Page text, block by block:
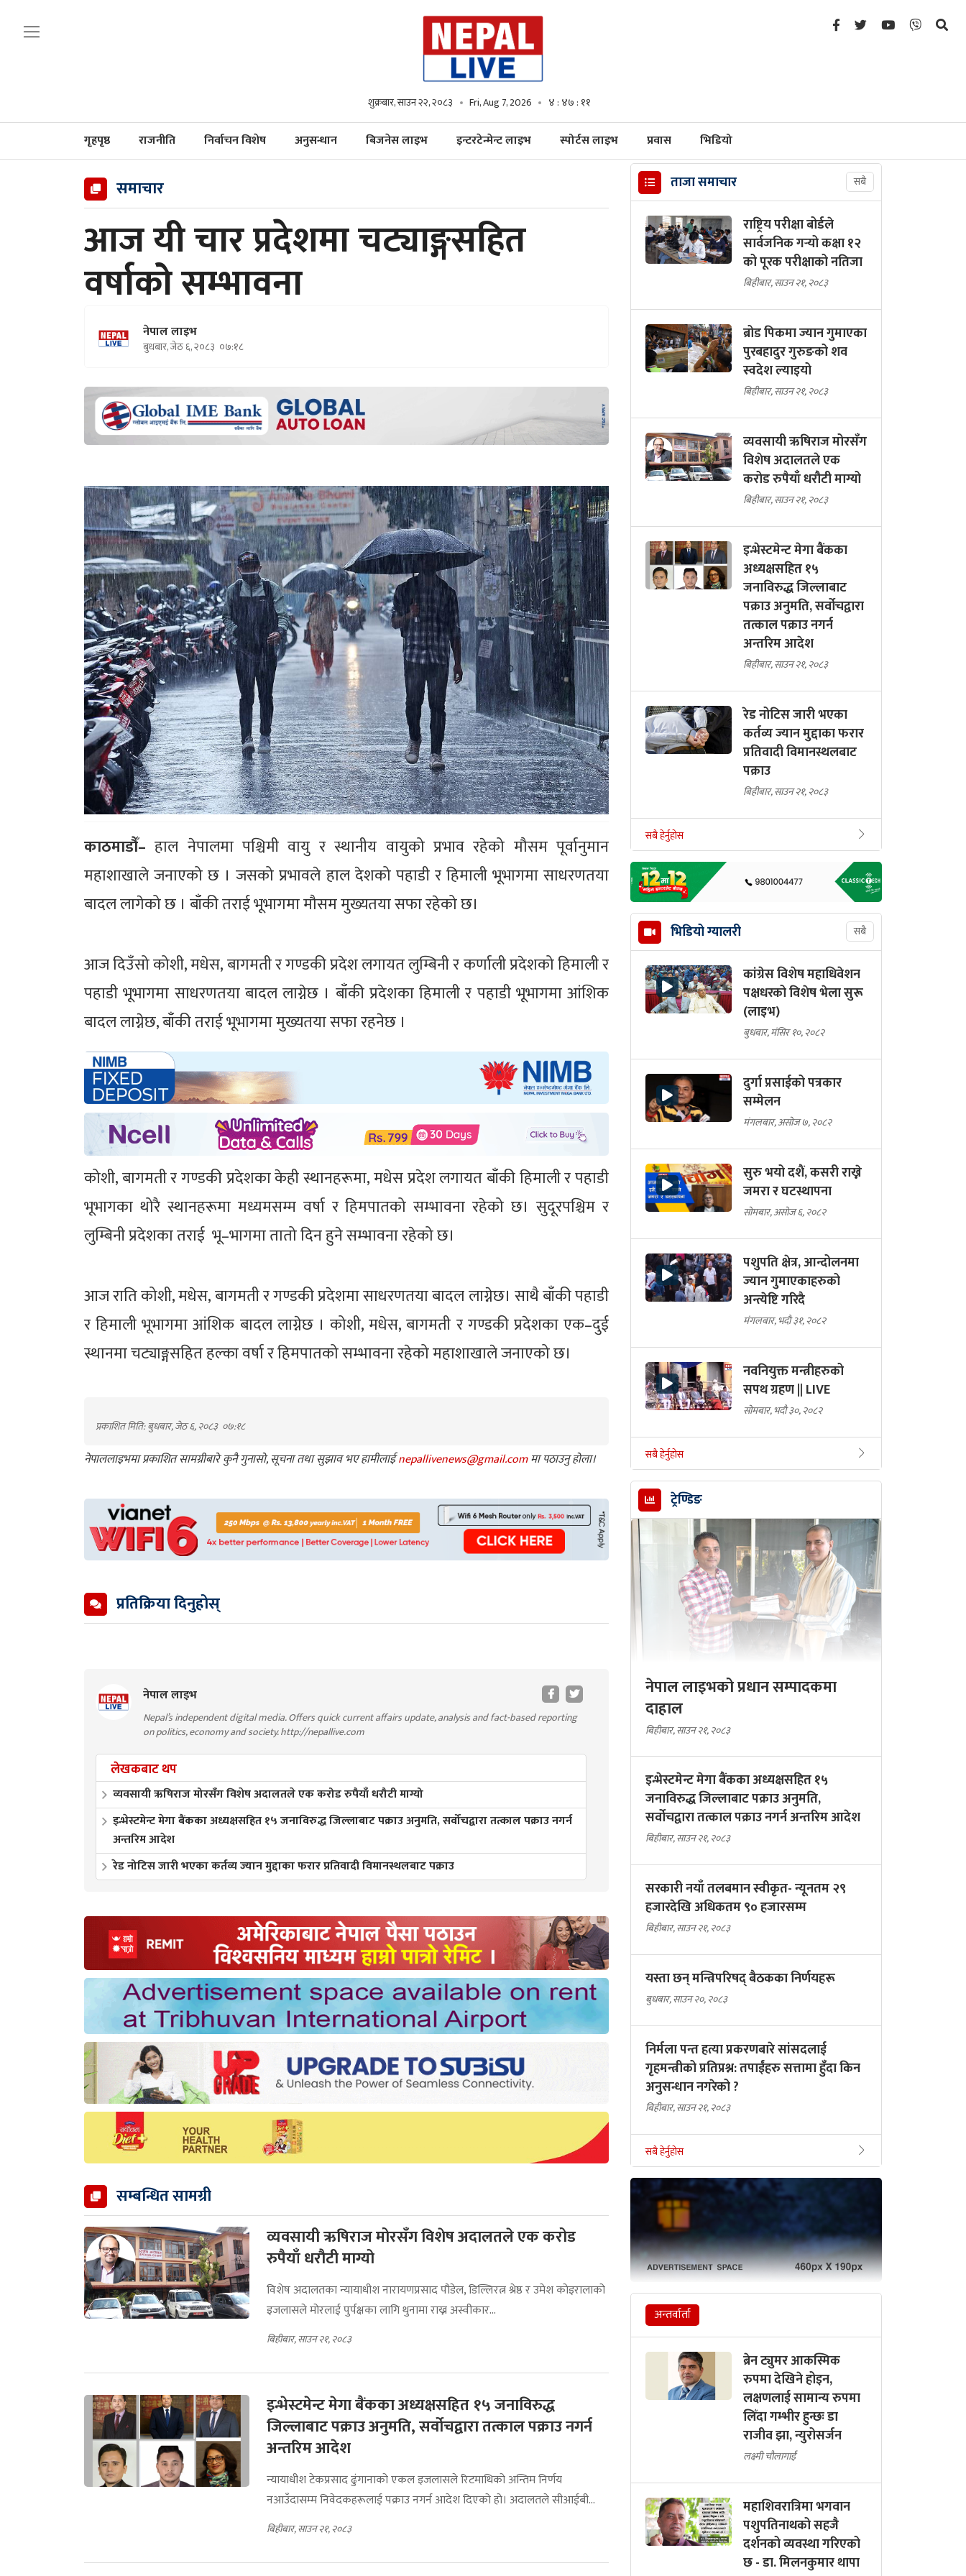
शुक्रबार, साउन २२, २०८३ Fri, Aug 7, 2026 ४ : ४७ : १२
गृहपृष्ठ राजनीति निर्वाचन विशेष अनुसन्धान बिजनेस लाइभ इन्टरटेन्मेन्ट लाइभ स्पोर्टस लाइभ प्रवास भिडियो
समाचार
आज यी चार प्रदेशमा चट्याङ्गसहित
वर्षाको सम्भावना
नेपाल लाइभ
बुधबार, जेठ ६, २०८३ ०७:१८
काठमाडौँ–हाल नेपालमा पश्चिमी वायु र स्थानीय वायुको प्रभाव रहेको मौसम पूर्वानुमान
महाशाखाले जनाएको छ । जसको प्रभावले हाल देशको पहाडी र हिमाली भूभागमा साधरणतया
बादल लागेको छ । बाँकी तराई भूभागमा मौसम मुख्यतया सफा रहेको छ।
आज दिउँसो कोशी, मधेस, बागमती र गण्डकी प्रदेश लगायत लुम्बिनी र कर्णाली प्रदेशको हिमाली र
पहाडी भूभागमा साधरणतया बादल लाग्नेछ । बाँकी प्रदेशका हिमाली र पहाडी भूभागमा आंशिक
बादल लाग्नेछ, बाँकी तराई भूभागमा मुख्यतया सफा रहनेछ ।
कोशी, बागमती र गण्डकी प्रदेशका केही स्थानहरूमा, मधेस प्रदेश लगायत बाँकी हिमाली र पहाडी
भूभागका थोरै स्थानहरूमा मध्यमसम्म वर्षा र हिमपातको सम्भावना रहेको छ। सुदूरपश्चिम र
लुम्बिनी प्रदेशका तराई भू–भागमा तातो दिन हुने सम्भावना रहेको छ।
आज राति कोशी, मधेस, बागमती र गण्डकी प्रदेशमा साधरणतया बादल लाग्नेछ। साथै बाँकी पहाडी
र हिमाली भूभागमा आंशिक बादल लाग्नेछ । कोशी, मधेस, बागमती र गण्डकी प्रदेशका एक–दुई
स्थानमा चट्याङ्गसहित हल्का वर्षा र हिमपातको सम्भावना रहेको महाशाखाले जनाएको छ।
प्रकाशित मिति: बुधबार, जेठ ६, २०८३ ०७:१८
नेपाललाइभमा प्रकाशित सामग्रीबारे कुनै गुनासो, सूचना तथा सुझाव भए हामीलाईnepallivenews@gmail.comमा पठाउनु होला।
प्रतिक्रिया दिनुहोस्
नेपाल लाइभ
Nepal’s independent digital media. Offers quick current affairs update, analysis and fact-based reporting
on politics, economy and society. http://nepallive.com
लेखकबाट थप
व्यवसायी ऋषिराज मोरसँग विशेष अदालतले एक करोड रुपैयाँ धरौटी माग्यो
इन्भेस्टमेन्ट मेगा बैंकका अध्यक्षसहित १५ जनाविरुद्ध जिल्लाबाट पक्राउ अनुमति, सर्वोचद्वारा तत्काल पक्राउ नगर्न
अन्तरिम आदेश
रेड नोटिस जारी भएका कर्तव्य ज्यान मुद्दाका फरार प्रतिवादी विमानस्थलबाट पक्राउ
सम्बन्धित सामग्री
व्यवसायी ऋषिराज मोरसँग विशेष अदालतले एक करोड
रुपैयाँ धरौटी माग्यो
विशेष अदालतका न्यायाधीश नारायणप्रसाद पौडेल, डिल्लिरत्न श्रेष्ठ र उमेश कोइरालाको
इजलासले मोरलाई पुर्पक्षका लागि थुनामा राख्न अस्वीकार...
बिहीबार, साउन २१, २०८३
इन्भेस्टमेन्ट मेगा बैंकका अध्यक्षसहित १५ जनाविरुद्ध
जिल्लाबाट पक्राउ अनुमति, सर्वोचद्वारा तत्काल पक्राउ नगर्न
अन्तरिम आदेश
न्यायाधीश टेकप्रसाद ढुंगानाको एकल इजलासले रिटमाथिको अन्तिम निर्णय
नआउँदासम्म निवेदकहरूलाई पक्राउ नगर्न आदेश दिएको हो। अदालतले सीआईबी...
बिहीबार, साउन २१, २०८३
ताजा समाचार सबै
राष्ट्रिय परीक्षा बोर्डले
सार्वजनिक गर्‍यो कक्षा १२
को पूरक परीक्षाको नतिजा
बिहीबार, साउन २१, २०८३
ब्रोड पिकमा ज्यान गुमाएका
पुरबहादुर गुरुङको शव
स्वदेश ल्याइयो
बिहीबार, साउन २१, २०८३
व्यवसायी ऋषिराज मोरसँग
विशेष अदालतले एक
करोड रुपैयाँ धरौटी माग्यो
बिहीबार, साउन २१, २०८३
इन्भेस्टमेन्ट मेगा बैंकका
अध्यक्षसहित १५
जनाविरुद्ध जिल्लाबाट
पक्राउ अनुमति, सर्वोचद्वारा
तत्काल पक्राउ नगर्न
अन्तरिम आदेश
बिहीबार, साउन २१, २०८३
रेड नोटिस जारी भएका
कर्तव्य ज्यान मुद्दाका फरार
प्रतिवादी विमानस्थलबाट
पक्राउ
बिहीबार, साउन २१, २०८३
सबै हेर्नुहोस
भिडियो ग्यालरी सबै
कांग्रेस विशेष महाधिवेशन
पक्षधरको विशेष भेला सुरू
(लाइभ)
बुधबार, मंसिर १०, २०८२
दुर्गा प्रसाईको पत्रकार
सम्मेलन
मंगलबार, असोज ७, २०८२
सुरु भयो दशैं, कसरी राख्ने
जमरा र घटस्थापना
सोमबार, असोज ६, २०८२
पशुपति क्षेत्र, आन्दोलनमा
ज्यान गुमाएकाहरुको
अन्त्येष्टि गरिदै
मंगलबार, भदौ ३१, २०८२
नवनियुक्त मन्त्रीहरुको
सपथ ग्रहण || LIVE
सोमबार, भदौ ३०, २०८२
सबै हेर्नुहोस
ट्रेण्डिङ
नेपाल लाइभको प्रधान सम्पादकमा
दाहाल
बिहीबार, साउन २१, २०८३
इन्भेस्टमेन्ट मेगा बैंकका अध्यक्षसहित १५
जनाविरुद्ध जिल्लाबाट पक्राउ अनुमति,
सर्वोचद्वारा तत्काल पक्राउ नगर्न अन्तरिम आदेश
बिहीबार, साउन २१, २०८३
सरकारी नयाँ तलबमान स्वीकृत- न्यूनतम २९
हजारदेखि अधिकतम ९० हजारसम्म
बिहीबार, साउन २१, २०८३
यस्ता छन् मन्त्रिपरिषद् बैठकका निर्णयहरू
बुधबार, साउन २०, २०८३
निर्मला पन्त हत्या प्रकरणबारे सांसदलाई
गृहमन्त्रीको प्रतिप्रश्न: तपाईंहरु सत्तामा हुँदा किन
अनुसन्धान नगरेको ?
बिहीबार, साउन २१, २०८३
सबै हेर्नुहोस
अन्तर्वार्ता
ब्रेन ट्युमर आकस्मिक
रुपमा देखिने होइन,
लक्षणलाई सामान्य रुपमा
लिँदा गम्भीर हुन्छः डा
राजीव झा, न्युरोसर्जन
लक्ष्मी चौलागाईं
महाशिवरात्रिमा भगवान
पशुपतिनाथको सहजै
दर्शनको व्यवस्था गरिएको
छ - डा. मिलनकुमार थापा